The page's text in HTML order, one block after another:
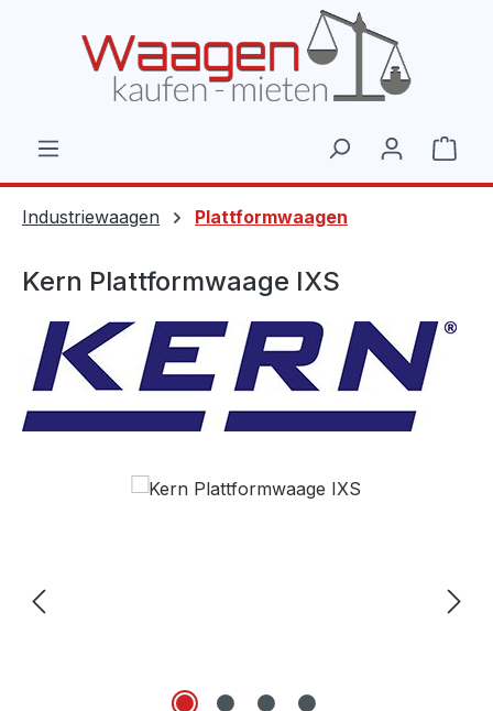
Industriewaagen Plattformwaagen
Kern Plattformwaage IXS
Bildergalerie überspringen